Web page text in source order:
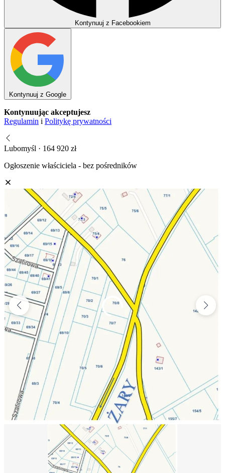
Kontynuuj z Facebookiem
Kontynuuj z Google
Kontynuując akceptujesz
Regulamin i Politykę prywatności
Lubomyśl · 164 920 zł
Ogłoszenie właściciela - bez pośredników